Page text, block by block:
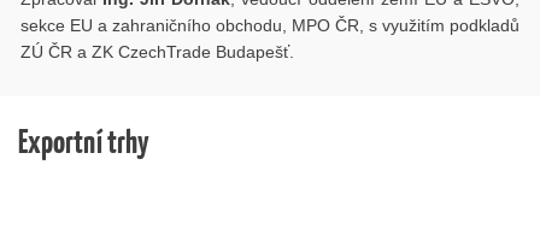
sekce EU a zahraničního obchodu, MPO ČR, s využitím podkladů
ZÚ ČR a ZK CzechTrade Budapešť.
Exportní trhy